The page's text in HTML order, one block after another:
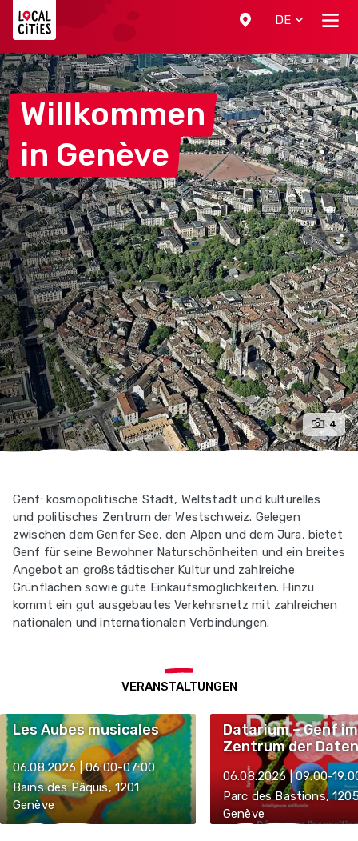
DE
Willkommen
in Genève
4
Genf: kosmopolitische Stadt, Weltstadt und kulturelles
und politisches Zentrum der Westschweiz. Gelegen
zwischen dem Genfer See, den Alpen und dem Jura, bietet
Genf für seine Bewohner Naturschönheiten und ein breites
Angebot an großstädtischer Kultur und zahlreiche
Grünflächen sowie gute Einkaufsmöglichkeiten. Hinzu
kommt ein gut ausgebautes Verkehrsnetz mit zahlreichen
nationalen und internationalen Verbindungen.
VERANSTALTUNGEN
Les Aubes musicales
06.08.2026 | 06:00-07:00
Bains des Pâquis, 1201
Genève
Datarium – Genf im
Zentrum der Daten
über das Leben
06.08.2026 | 09:00-
Parc des Bastions,
Genève